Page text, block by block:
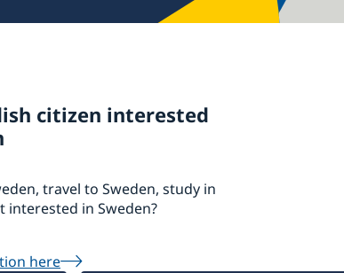
citizen interested
travel to Sweden, study in
interested in Sweden?
here